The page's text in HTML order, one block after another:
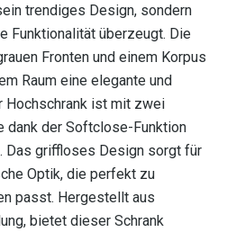
trendiges Design, sondern
Funktionalität überzeugt. Die
Fronten und einem Korpus
Raum eine elegante und
ist mit zwei
dank der Softclose-Funktion
Das griffloses Design sorgt für
Optik, die perfekt zu
passt. Hergestellt aus
bietet dieser Schrank